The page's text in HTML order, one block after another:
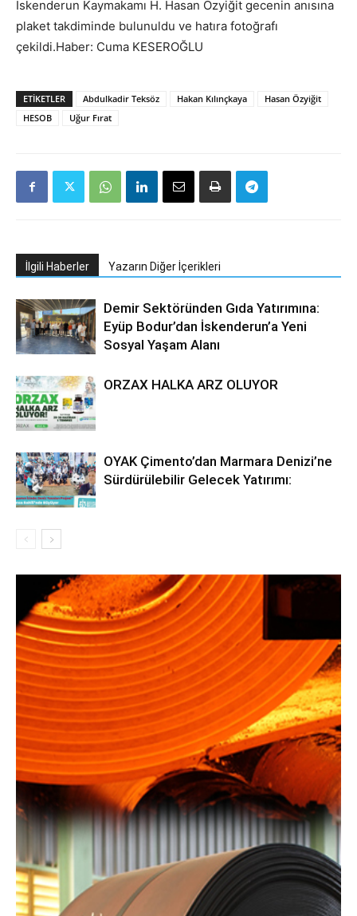
İskenderun Kaymakamı H. Hasan Özyiğit gecenin anısına
plaket takdiminde bulunuldu ve hatıra fotoğrafı
çekildi.Haber: Cuma KESEROĞLU
ETIKETLER Abdulkadir Teksöz Hakan Kılınçkaya
Hasan Özyiğit
HESOB
Uğur Fırat
İlgili Haberler Yazarın Diğer İçerikleri
Demir Sektöründen Gıda Yatırımına:
Eyüp Bodur’dan İskenderun’a Yeni
Sosyal Yaşam Alanı
ORZAX HALKA ARZ OLUYOR
OYAK Çimento’dan Marmara Denizi’ne
Sürdürülebilir Gelecek Yatırımı: